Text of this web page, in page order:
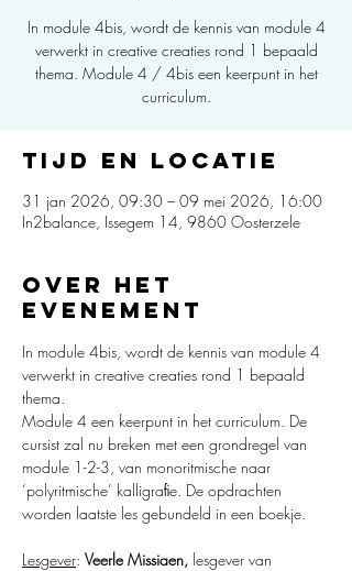
In module 4bis, wordt de kennis van module 4
verwerkt in creative creaties rond 1 bepaald
thema. Module 4 / 4bis een keerpunt in het
curriculum.
Tijd en locatie
31 jan 2026, 09:30 – 09 mei 2026, 16:00
In2balance, Issegem 14, 9860 Oosterzele
Over het
evenement
In module 4bis, wordt de kennis van module 4
verwerkt in creative creaties rond 1 bepaald
thema.
Module 4 een keerpunt in het curriculum. De
cursist zal nu breken met een grondregel van
module 1-2-3, van monoritmische naar
‘polyritmische’ kalligraﬁe. De opdrachten
worden laatste les gebundeld in een boekje.
Lesgever: Veerle Missiaen, lesgever van